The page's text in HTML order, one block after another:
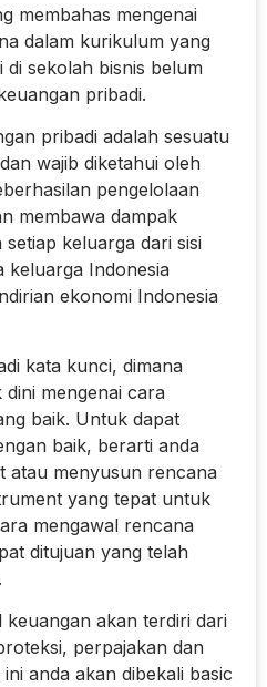
membahas mengenai
dalam kurikulum yang
di sekolah bisnis belum
pribadi.
pribadi adalah sesuatu
wajib diketahui oleh
pengelolaan
membawa dampak
keluarga dari sisi
keluarga Indonesia
ekonomi Indonesia
kata kunci, dimana
dini mengenai cara
baik. Untuk dapat
baik, berarti anda
atau menyusun rencana
yang tepat untuk
mengawal rencana
ditujuan yang telah
akan terdiri dari
perpajakan dan
anda akan dibekali basic